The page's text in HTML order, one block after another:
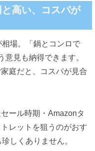
高い、コスパが
場。「鍋とコンロで
見も納得できます。
庭だと、コスパが見合
ール時期・Amazonタ
レットを狙うのがおす
しくありません。